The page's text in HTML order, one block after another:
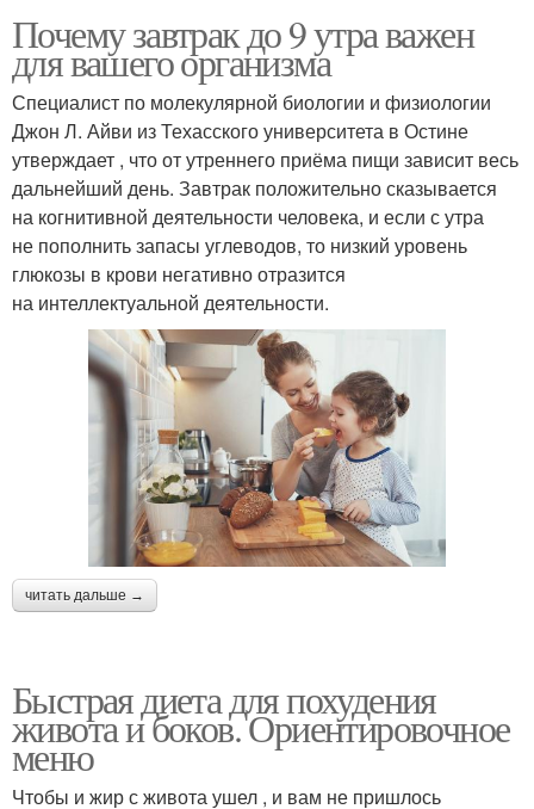
Почему завтрак до 9 утра важен
для вашего организма
Специалист по молекулярной биологии и физиологии
Джон Л. Айви из Техасского университета в Остине
утверждает , что от утреннего приёма пищи зависит весь
дальнейший день. Завтрак положительно сказывается
на когнитивной деятельности человека, и если с утра
не пополнить запасы углеводов, то низкий уровень
глюкозы в крови негативно отразится
на интеллектуальной деятельности.
читать дальше →
Быстрая диета для похудения
живота и боков. Ориентировочное
меню
Чтобы и жир с живота ушел , и вам не пришлось